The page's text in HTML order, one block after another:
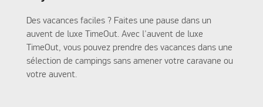
Des vacances faciles ? Faites une pause dans un
auvent de luxe TimeOut. Avec l'auvent de luxe
TimeOut, vous pouvez prendre des vacances dans une
sélection de campings sans amener votre caravane ou
votre auvent.